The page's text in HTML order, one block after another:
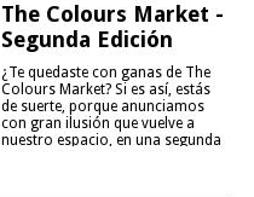
The Colours Market -
Segunda Edición
¿Te quedaste con ganas de The
Colours Market? Si es así, estás
de suerte, porque anunciamos
con gran ilusión que vuelve a
nuestro espacio, en una segunda